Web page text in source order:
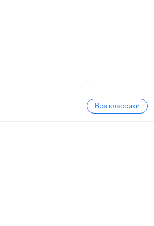
Все классики